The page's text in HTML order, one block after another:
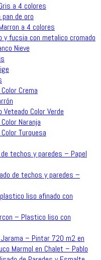
a 4 colores
de oro
a 4 colores
y fucsia con metalico cromado
Nieve
Crema
Color Verde
Naranja
Turquesa
techos y paredes – Papel
de techos y paredes –
liso afinado con
– Plastico liso con
– Pintar 720 m2 en
Marmol en Chalet – Pablo